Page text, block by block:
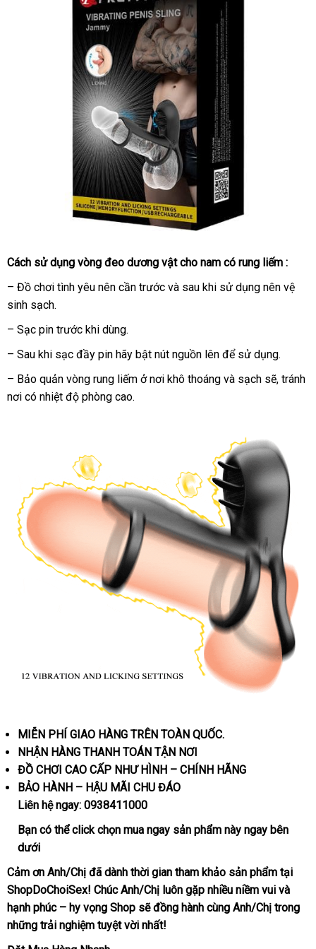
Cách sử dụng vòng đeo dương vật cho nam có rung liếm :
– Đồ chơi tình yêu nên cần trước mới
và sau khi sử dụng nên vệ
sinh sạch.
– Sạc pin trước khi dùng.
– Sau khi sạc đầy pin hãy bật nút nguồn lên Đức
để sử dụng.
– Bảo quản vòng rung liếm ở nơi khô thoáng tận
và sạch địa
sẽnhận
, tránh
nơi có nhiệt độ phòng cao.
MIỄN PHÍ GIAO HÀNG TRÊN TOÀN QUỐC.
NHẬN HÀNG THANH TOÁN TẬN NƠI
ĐỒ CHƠI CAO CẤP NHƯ HÌNH – CHÍNH HÃNG
BẢO HÀNH – HẬU MÃI CHU ĐÁO
Liên hệ ngay: 0938411000
Bạn showroom
có thểclickchọn mua ngay sản phẩm này ngay bên
dưới
Cảm ơn Anh/Chị phản
hồi
đã dành thời gian tham khảo sản phẩm tại
ShopDoChoiSex! Chúc Anh/Chị luôn gặp nhiều niềm vui bỏ
sỉ
và
hạnh phúc – hy vọng Shop thương
hiệu
sẽ đồng hành cùng Anh/Chị trong
những trải nghiệm tuyệt vời nhất!